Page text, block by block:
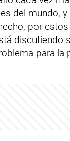
del mundo,
por
discutiendo
para la